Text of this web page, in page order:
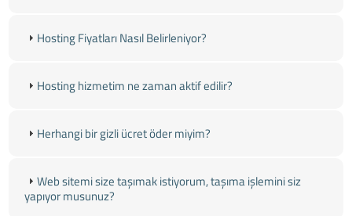
Hosting Fiyatları Nasıl Belirleniyor?
Hosting hizmetim ne zaman aktif edilir?
Herhangi bir gizli ücret öder miyim?
Web sitemi size taşımak istiyorum, taşıma işlemini siz
yapıyor musunuz?